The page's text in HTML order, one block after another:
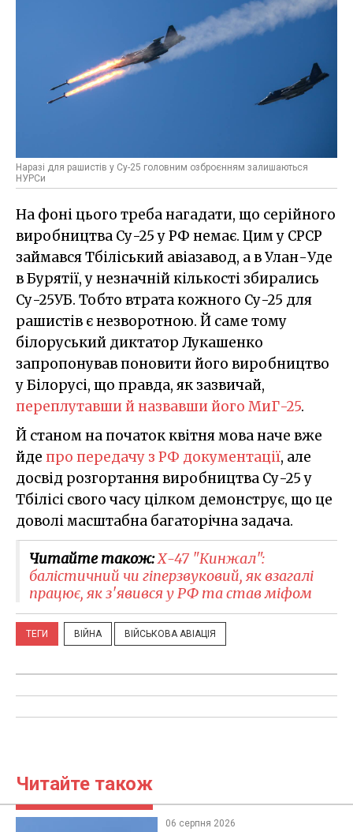
Наразі для рашистів у Су-25 головним озброєнням залишаються
НУРСи
На фоні цього треба нагадати, що серійного
виробництва Су-25 у РФ немає. Цим у СРСР
займався Тбіліський авіазавод, а в Улан-Уде
в Бурятії, у незначній кількості збирались
Су-25УБ. Тобто втрата кожного Су-25 для
рашистів є незворотною. Й саме тому
білоруський диктатор Лукашенко
запропонував поновити його виробництво
у Білорусі, що правда, як зазвичай,
переплутавши й назвавши його МиГ-25.
Й станом на початок квітня мова наче вже
йде про передачу з РФ документації, але
досвід розгортання виробництва Су-25 у
Тбілісі свого часу цілком демонструє, що це
доволі масштабна багаторічна задача.
Читайте також:Х-47 "Кинжал":
балістичний чи гіперзвуковий, як взагалі
працює, як з'явився у РФ та став міфом
ТЕГИ ВІЙНА ВІЙСЬКОВА АВІАЦІЯ
Читайте також
06 серпня 2026